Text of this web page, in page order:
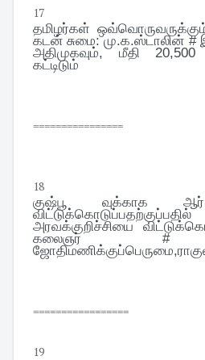
17
தமிழர்கள்
கடன் சுமை: மு.க.ஸ்டாலின் #
அதிமுகவும், மீதி 20,500
கட்டிடும்
================
18
குஷ்பூ வுக்காக
அரவக்குறிச்சியை
கலைஞர் #
=================
19